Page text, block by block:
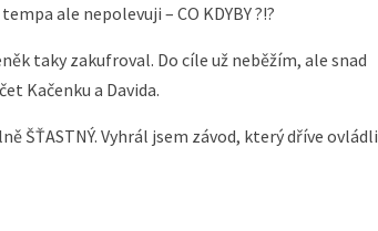
ale nepolevuji – CO KDYBY ?!?
taky zakufroval. Do cíle už neběžím, ale snad
Kačenku a Davida.
ŠŤASTNÝ. Vyhrál jsem závod, který dříve ovládli